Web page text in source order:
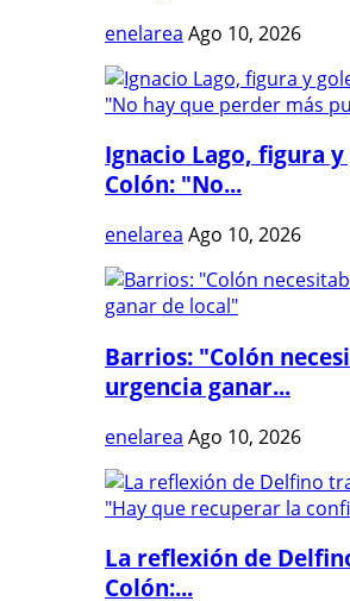
enelarea Ago 10, 2026
Ignacio Lago, figura
Colón: "No...
enelarea Ago 10, 2026
Barrios: "Colón
urgencia ganar...
enelarea Ago 10, 2026
La reflexión de
Colón:...